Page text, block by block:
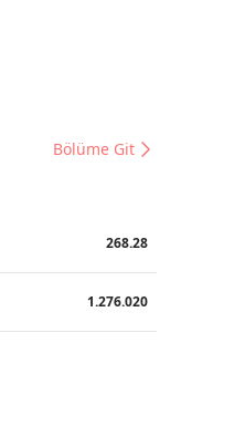
Bölüme Git
268.28
1.276.020